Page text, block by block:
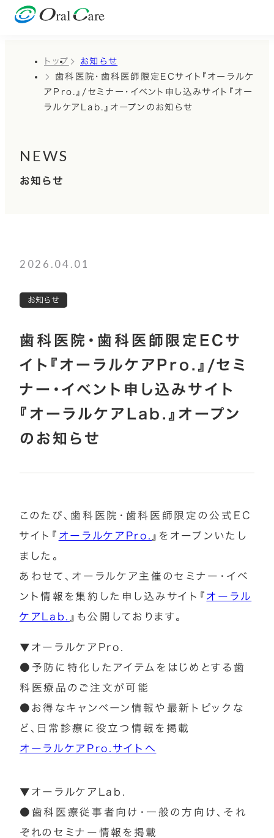
トップ
お知らせ
歯科医院・歯科医師限定ECサイト『オーラルケ
アPro.』/セミナー・イベント申し込みサイト『オー
ラルケアLab.』オープンのお知らせ
NEWS
お知らせ
2026.04.01
お知らせ
歯科医院・歯科医師限定ECサ
イト『オーラルケアPro.』/セミ
ナー・イベント申し込みサイト
『オーラルケアLab.』オープン
のお知らせ
このたび、歯科医院・歯科医師限定の公式EC
サイト『 オーラルケアPro.
』をオープンいたし
ました。
あわせて、オーラルケア主催のセミナー・イベ
ント情報を集約した申し込みサイト『 オーラル
ケアLab.
』も公開しております。
▼オーラルケアPro.
●予防に特化したアイテムをはじめとする歯
科医療品のご注文が可能
●お得なキャンペーン情報や最新トピックな
ど、日常診療に役立つ情報を掲載
オーラルケアPro.サイトへ
▼オーラルケアLab.
●歯科医療従事者向け・一般の方向け、それ
ぞれのセミナー情報を掲載